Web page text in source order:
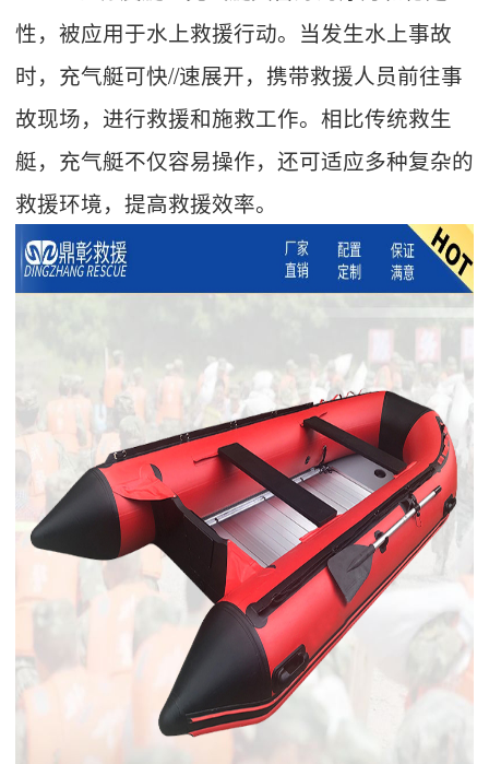
性，被应用于水上救援行动。当发生水上事故
时，充气艇可快//速展开，携带救援人员前往事
故现场，进行救援和施救工作。相比传统救生
艇，充气艇不仅容易操作，还可适应多种复杂的
救援环境，提高救援效率。